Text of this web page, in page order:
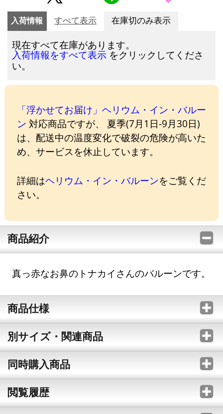
入荷情報 すべて表示 在庫切のみ表示
現在すべて在庫があります。
入荷情報をすべて表示 をクリックしてくださ
い。
「浮かせてお届け」ヘリウム・イン・バルー
ン 対応商品ですが、 夏季(7月1日-9月30日)
は、配送中の温度変化で破裂の危険が高いた
め、サービスを休止しています。
詳細はヘリウム・イン・バルーンをご覧くだ
さい。
商品紹介
真っ赤なお鼻のトナカイさんのバルーンです。
商品仕様
別サイズ・関連商品
同時購入商品
閲覧履歴